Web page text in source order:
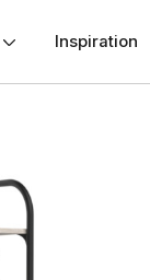
Inspiration
Inspiration
Inspiration
och färger